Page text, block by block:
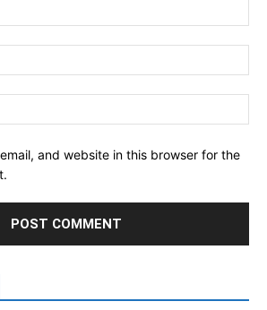
and website in this browser for the